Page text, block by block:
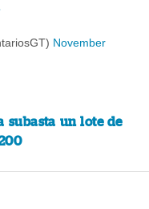
November
subasta un lote de